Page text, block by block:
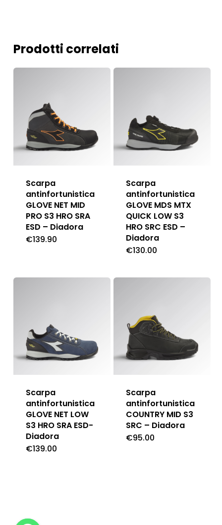
Prodotti correlati
Scarpa
antinfortunistica
GLOVE NET MID
PRO S3 HRO SRA
ESD – Diadora
€139.90
Scarpa
antinfortunistica
GLOVE MDS MTX
QUICK LOW S3
HRO SRC ESD –
Diadora
€130.00
Scarpa
antinfortunistica
GLOVE NET LOW
S3 HRO SRA ESD-
Diadora
€139.00
Scarpa
antinfortunistica
COUNTRY MID S3
SRC – Diadora
€95.00